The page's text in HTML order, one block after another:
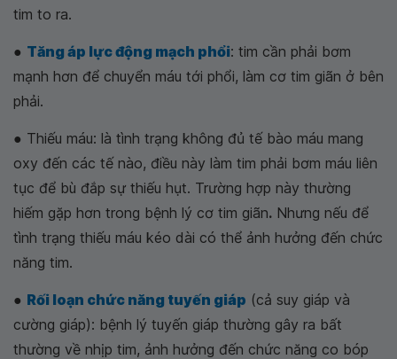
tim to ra.
● Tăng áp lực động mạch phổi: tim cần phải bơm
mạnh hơn để chuyển máu tới phổi, làm cơ tim giãn ở bên
phải.
● Thiếu máu: là tình trạng không đủ tế bào máu mang
oxy đến các tế nào, điều này làm tim phải bơm máu liên
tục để bù đắp sự thiếu hụt. Trường hợp này thường
hiếm gặp hơn trong bệnh lý cơ tim giãn. Nhưng nếu để
tình trạng thiếu máu kéo dài có thể ảnh hưởng đến chức
năng tim.
● Rối loạn chức năng tuyến giáp (cả suy giáp và
cường giáp): bệnh lý tuyến giáp thường gây ra bất
thường về nhịp tim, ảnh hưởng đến chức năng co bóp